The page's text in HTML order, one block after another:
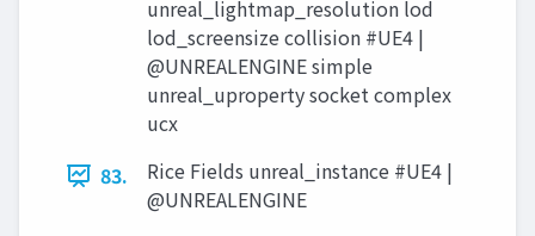
unreal_lightmap_resolution lod
lod_screensize collision #UE4 |
@UNREALENGINE simple
unreal_uproperty socket complex
ucx
83.
Rice Fields unreal_instance #UE4 |
@UNREALENGINE